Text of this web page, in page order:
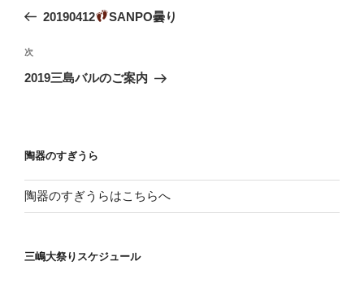
ビ
ゲ
ン
の
稿
20190412 SANPO曇り
次
の
次
2019三島バルのご案内
陶器のすぎうら
陶器のすぎうらはこちらへ
三嶋大祭りスケジュール